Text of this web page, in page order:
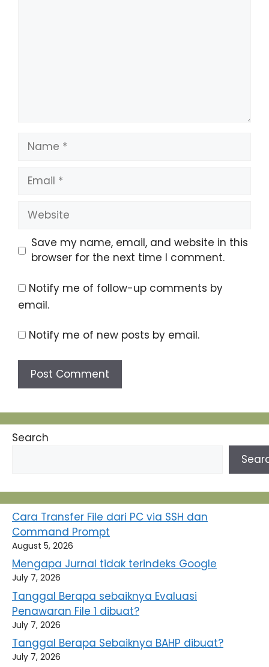
Name
Email
Website
Save my name, email, and website in this
browser for the next time I comment.
Notify me of follow-up comments by
email.
Notify me of new posts by email.
Search
Cara Transfer File dari PC via SSH dan
Command Prompt
August 5, 2026
Mengapa Jurnal tidak terindeks Google
July 7, 2026
Tanggal Berapa sebaiknya Evaluasi
Penawaran File 1 dibuat?
July 7, 2026
Tanggal Berapa Sebaiknya BAHP dibuat?
July 7, 2026